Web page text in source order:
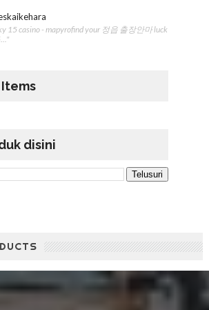
15 casino - mapyrofind your 정읍 출장안마 luck
disini